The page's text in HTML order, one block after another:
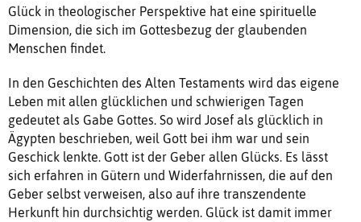
Glück in theologischer Perspektive hat eine spirituelle
Dimension, die sich im Gottesbezug der glaubenden
Menschen findet.
In den Geschichten des Alten Testaments wird das eigene
Leben mit allen glücklichen und schwierigen Tagen
gedeutet als Gabe Gottes. So wird Josef als glücklich in
Ägypten beschrieben, weil Gott bei ihm war und sein
Geschick lenkte. Gott ist der Geber allen Glücks. Es lässt
sich erfahren in Gütern und Widerfahrnissen, die auf den
Geber selbst verweisen, also auf ihre transzendente
Herkunft hin durchsichtig werden. Glück ist damit immer